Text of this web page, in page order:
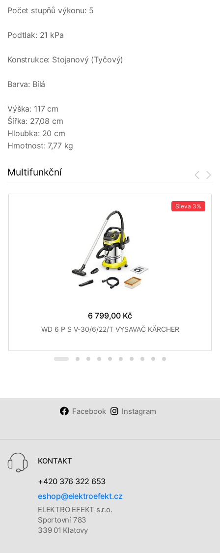
Počet stupňů výkonu: 5
Podtlak: 21 kPa
Konstrukce: Stojanový (Tyčový)
Barva: Bílá
Výška: 117 cm
Šířka: 27,08 cm
Hloubka: 20 cm
Hmotnost: 7,77 kg
Multifunkční
Sleva 3%
6 799,00 Kč
WD 6 P S V-30/6/22/T VYSAVAČ KÄRCHER
Facebook Instagram
KONTAKT
+420 376 322 653
eshop@elektroefekt.cz
ELEKTRO EFEKT s.r.o.
Sportovní 783
339 01 Klatovy